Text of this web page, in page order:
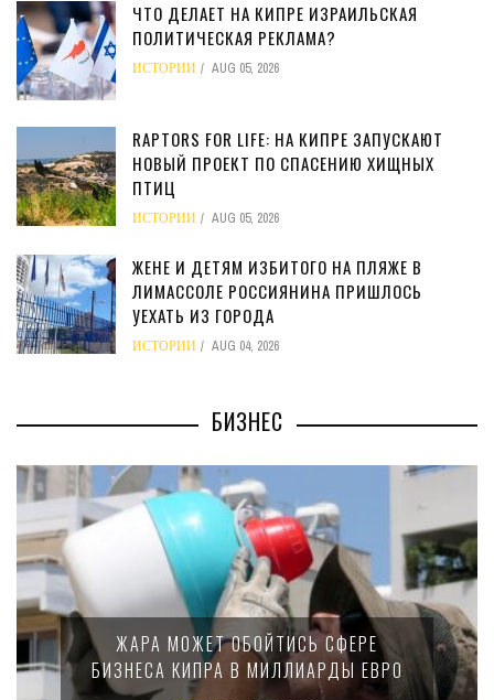
ЧТО ДЕЛАЕТ НА КИПРЕ ИЗРАИЛЬСКАЯ
ПОЛИТИЧЕСКАЯ РЕКЛАМА?
ИСТОРИИ AUG 05, 2026
RAPTORS FOR LIFE: НА КИПРЕ ЗАПУСКАЮТ
НОВЫЙ ПРОЕКТ ПО СПАСЕНИЮ ХИЩНЫХ
ПТИЦ
ИСТОРИИ AUG 05, 2026
ЖЕНЕ И ДЕТЯМ ИЗБИТОГО НА ПЛЯЖЕ В
ЛИМАССОЛЕ РОССИЯНИНА ПРИШЛОСЬ
УЕХАТЬ ИЗ ГОРОДА
ИСТОРИИ AUG 04, 2026
БИЗНЕС
ЖАРА МОЖЕТ ОБОЙТИСЬ СФЕРЕ
БИЗНЕСА КИПРА В МИЛЛИАРДЫ ЕВРО